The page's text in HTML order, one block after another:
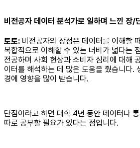
비전공자 데이터 분석가로 일하며 느낀 장/
토토: 비전공자의 장점은 데이터를 이해할
복합적으로 이해할 수 있는 너비가 넓다는
전공하며 사회 현상과 소비자 심리에 대해
이터를 해석하는 데 많은 도움을 줬습니다.
경에 영향을 많이 받습니다.
단점이라고 하면 대학 4년 동안 데이터나
따로 공부할 필요가 있다는 점입니다.